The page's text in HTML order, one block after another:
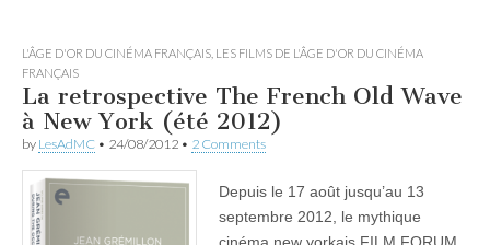
L'ÂGE D'OR DU CINÉMA FRANÇAIS LES FILMS DE L'ÂGE D'OR DU CINÉMA
FRANÇAIS
La retrospective The French Old Wave
à New York (été 2012)
by LesAdMC • 24/08/2012 • 2 Comments
Depuis le 17 août jusqu’au 13
septembre 2012, le mythique